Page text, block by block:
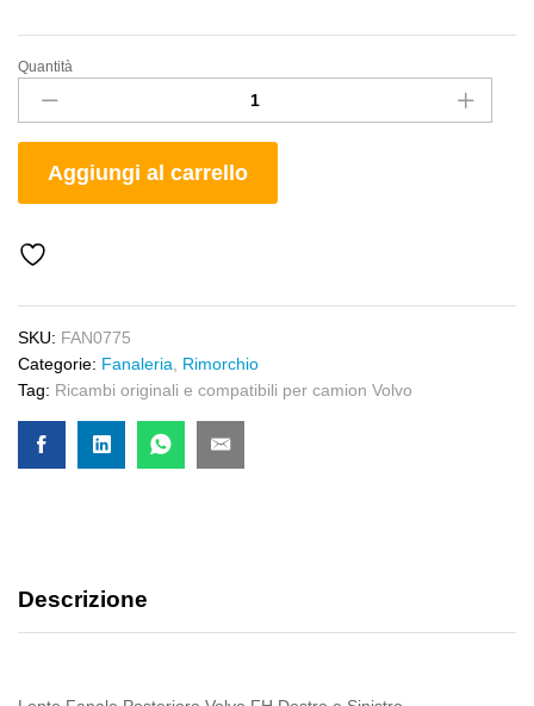
Lente
Fanale
Posteriore
Volvo
quantity
Quantità
Aggiungi al carrello
SKU: FAN0775
Categorie: Fanaleria
Rimorchio
Tag: Ricambi originali e compatibili per camion Volvo
Descrizione